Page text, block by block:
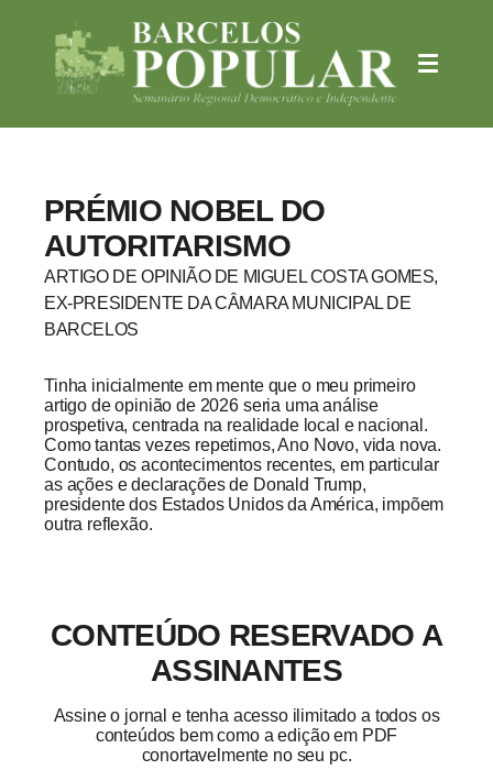
PRÉMIO NOBEL DO
AUTORITARISMO
ARTIGO DE OPINIÃO DE MIGUEL COSTA GOMES,
EX-PRESIDENTE DA CÂMARA MUNICIPAL DE
BARCELOS
Tinha inicialmente em mente que o meu primeiro
artigo de opinião de 2026 seria uma análise
prospetiva, centrada na realidade local e nacional.
Como tantas vezes repetimos, Ano Novo, vida nova.
Contudo, os acontecimentos recentes, em particular
as ações e declarações de Donald Trump,
presidente dos Estados Unidos da América, impõem
outra reflexão.
CONTEÚDO RESERVADO A
ASSINANTES
Assine o jornal e tenha acesso ilimitado a todos os
conteúdos bem como a edição em PDF
conortavelmente no seu pc.